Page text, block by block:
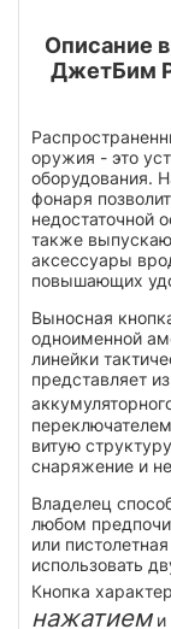
Описание
ДжетБим
оружия - это
оборудования.
фонаря
недостаточной
также
аксессуары
повышающих
Выносная
одноименной
линейки
представляет
витую
снаряжение и
Владелец
любом
или
использовать
Кнопка
нажатиеми